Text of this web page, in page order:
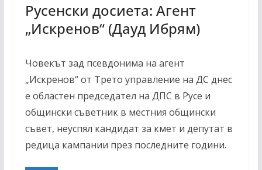
Русенски досиета: Агент
„Искренов“ (Дауд Ибрям)
Човекът зад псевдонима на агент
„Искренов“ от Трето управление на ДС днес
е областен председател на ДПС в Русе и
общински съветник в местния общински
съвет, неуспял кандидат за кмет и депутат в
редица кампании през последните години.